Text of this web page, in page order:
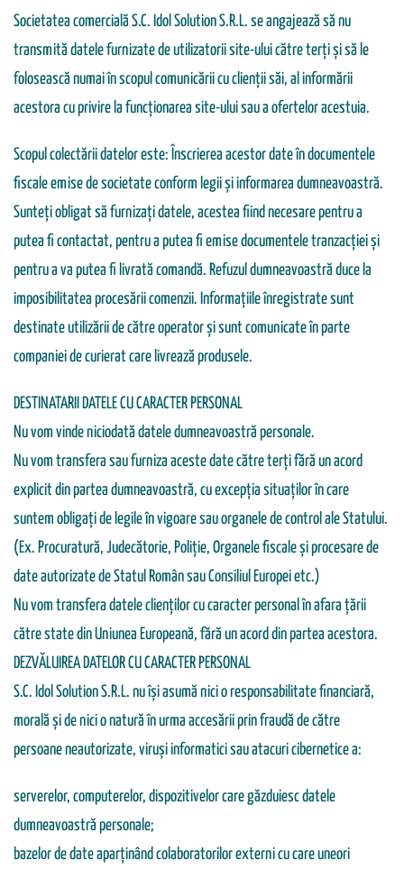
Societatea comercială S.C. Idol Solution S.R.L. se angajează să nu
transmită datele furnizate de utilizatorii site-ului către terți și să le
folosească numai în scopul comunicării cu clienții săi, al informării
acestora cu privire la funcționarea site-ului sau a ofertelor acestuia.
Scopul colectării datelor este: Înscrierea acestor date în documentele
fiscale emise de societate conform legii și informarea dumneavoastră.
Sunteți obligat să furnizați datele, acestea fiind necesare pentru a
putea fi contactat, pentru a putea fi emise documentele tranzacției și
pentru a va putea fi livrată comandă. Refuzul dumneavoastră duce la
imposibilitatea procesării comenzii. Informațiile înregistrate sunt
destinate utilizării de către operator și sunt comunicate în parte
companiei de curierat care livrează produsele.
DESTINATARII DATELE CU CARACTER PERSONAL
Nu vom vinde niciodată datele dumneavoastră personale.
Nu vom transfera sau furniza aceste date către terți fără un acord
explicit din partea dumneavoastră, cu excepția situaților în care
suntem obligați de legile în vigoare sau organele de control ale Statului.
(Ex. Procuratură, Judecătorie, Poliție, Organele fiscale și procesare de
date autorizate de Statul Român sau Consiliul Europei etc.)
Nu vom transfera datele clienților cu caracter personal în afara țării
către state din Uniunea Europeană, fără un acord din partea acestora.
DEZVĂLUIREA DATELOR CU CARACTER PERSONAL
S.C. Idol Solution S.R.L. nu își asumă nici o responsabilitate financiară,
morală și de nici o natură în urma accesării prin fraudă de către
persoane neautorizate, viruși informatici sau atacuri cibernetice a:
serverelor, computerelor, dispozitivelor care găzduiesc datele
dumneavoastră personale;
bazelor de date aparținând colaboratorilor externi cu care uneori